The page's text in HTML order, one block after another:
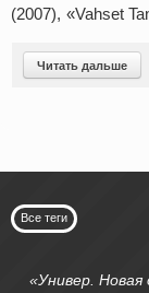
(2007), «Vahset
Читать дальше
Все теги
«Универ. Новая